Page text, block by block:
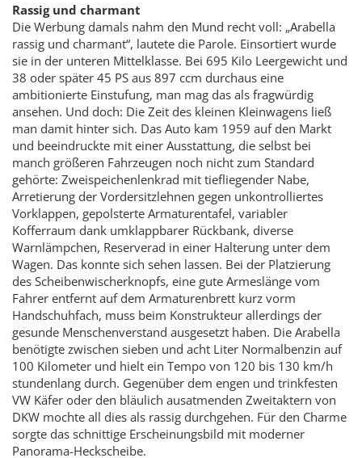
Rassig und charmant
Die Werbung damals nahm den Mund recht voll: „Arabella
rassig und charmant“, lautete die Parole. Einsortiert wurde
sie in der unteren Mittelklasse. Bei 695 Kilo Leergewicht und
38 oder später 45 PS aus 897 ccm durchaus eine
ambitionierte Einstufung, man mag das als fragwürdig
ansehen. Und doch: Die Zeit des kleinen Kleinwagens ließ
man damit hinter sich. Das Auto kam 1959 auf den Markt
und beeindruckte mit einer Ausstattung, die selbst bei
manch größeren Fahrzeugen noch nicht zum Standard
gehörte: Zweispeichenlenkrad mit tiefliegender Nabe,
Arretierung der Vordersitzlehnen gegen unkontrolliertes
Vorklappen, gepolsterte Armaturentafel, variabler
Kofferraum dank umklappbarer Rückbank, diverse
Warnlämpchen, Reserverad in einer Halterung unter dem
Wagen. Das konnte sich sehen lassen. Bei der Platzierung
des Scheibenwischerknopfs, eine gute Armeslänge vom
Fahrer entfernt auf dem Armaturenbrett kurz vorm
Handschuhfach, muss beim Konstrukteur allerdings der
gesunde Menschenverstand ausgesetzt haben. Die Arabella
benötigte zwischen sieben und acht Liter Normalbenzin auf
100 Kilometer und hielt ein Tempo von 120 bis 130 km/h
stundenlang durch. Gegenüber dem engen und trinkfesten
VW Käfer oder den bläulich ausatmenden Zweitaktern von
DKW mochte all dies als rassig durchgehen. Für den Charme
sorgte das schnittige Erscheinungsbild mit moderner
Panorama-Heckscheibe.